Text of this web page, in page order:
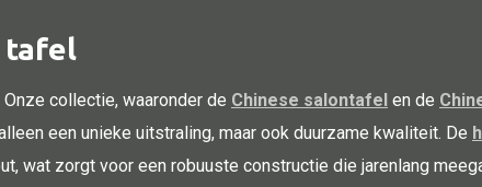
tafel
collectie, waaronder de Chinese salontafel en de
een unieke uitstraling, maar ook duurzame kwaliteit. De
wat zorgt voor een robuuste constructie die jarenlang